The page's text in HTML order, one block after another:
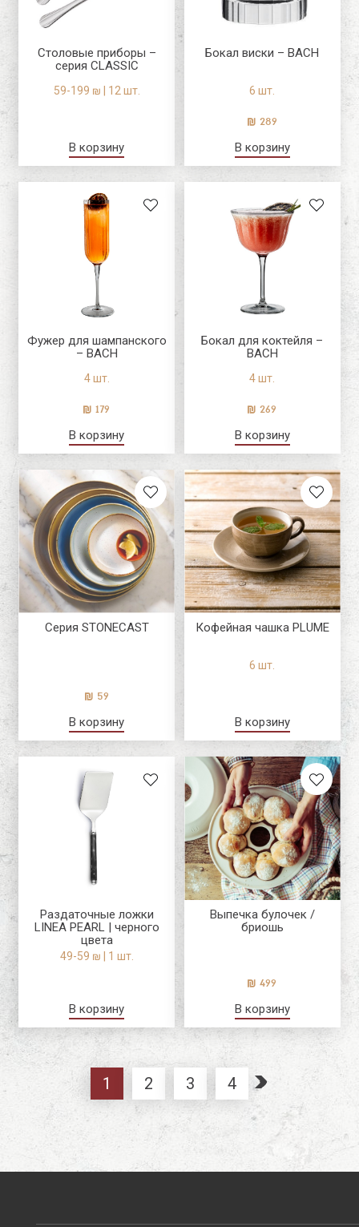
Столовые приборы –
серия CLASSIC
59-199 ₪ | 12 шт.
В корзину
Бокал виски – BACH
6 шт.
289
В корзину
Фужер для шампанского
– BACH
4 шт.
179
В корзину
Бокал для коктейля –
BACH
4 шт.
269
В корзину
Серия STONECAST
59
В корзину
Кофейная чашка PLUME
6 шт.
В корзину
Раздаточные ложки
LINEA PEARL | черного
цвета
49-59 ₪ | 1 шт.
В корзину
Выпечка булочек /
бриошь
499
В корзину
1 2 3 4 »